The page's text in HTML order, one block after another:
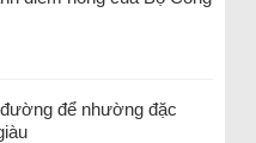
để nhường đặc